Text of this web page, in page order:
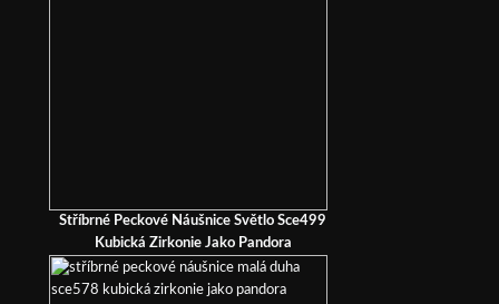
Stříbrné Peckové Náušnice Světlo Sce499
Kubická Zirkonie Jako Pandora